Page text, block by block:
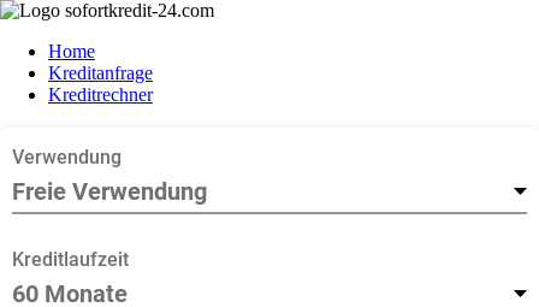
Home
Kreditanfrage
Kreditrechner
Verwendung
Kreditlaufzeit